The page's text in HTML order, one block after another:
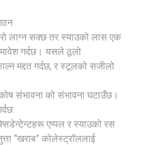
लाग्न सक्छ तर स्याउको लास एक
गर्दछ। यसले ठूलो
मद्दत गर्दछ, र स्टूलको सजीलो
संभावना को संभावना घटाउँछ।
एप्पल र स्याउको रस
“खराब” कोलेस्ट्रॉललाई